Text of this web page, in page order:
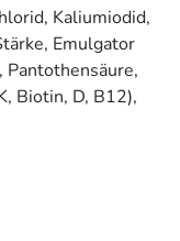
Kaliumiodid,
Emulgator
Pantothensäure,
Biotin, D, B12),